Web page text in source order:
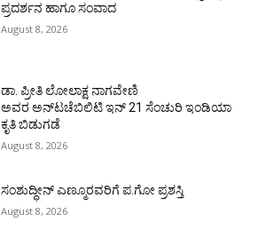
ಪ್ರದರ್ಶನ ಹಾಗೂ ಸಂವಾದ
August 8, 2026
ಡಾ. ಪ್ರೀತಿ ಲೋಲಾಕ್ಷ ನಾಗವೇಣಿ
ಅವರ ಅನ್‌ಟಚೆಬಿಲಿಟಿ ಇನ್ 21 ಸೆಂಚುರಿ ಇಂಡಿಯಾ
ಕೃತಿ ಬಿಡುಗಡೆ
August 8, 2026
ಸಂಶುದ್ಧೀನ್ ಎಣ್ಮೂರವರಿಗೆ ಪ.ಗೋ ಪ್ರಶಸ್ತಿ
August 8, 2026